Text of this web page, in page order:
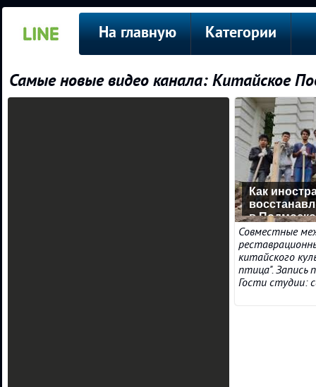
На главную Категории
Самые новые видео канала: Китайское
Как
в
Совместные
китайского
птица". Запись
Гости студии: